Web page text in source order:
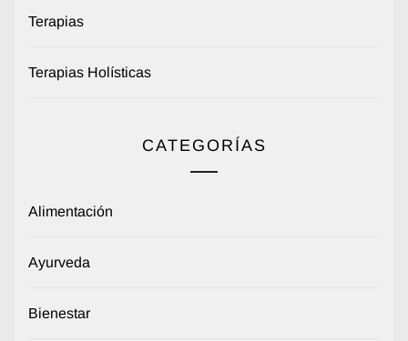
Terapias
Terapias Holísticas
CATEGORÍAS
Alimentación
Ayurveda
Bienestar